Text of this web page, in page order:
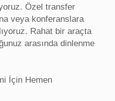
Özel transfer
veya konferanslara
Rahat bir araçta
arasında dinlenme
İçin Hemen